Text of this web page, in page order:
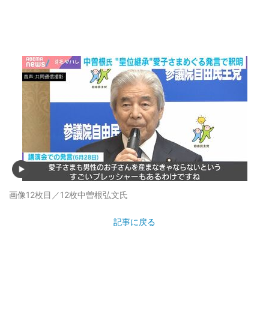
画像12枚目／12枚中曽根弘文氏
記事に戻る